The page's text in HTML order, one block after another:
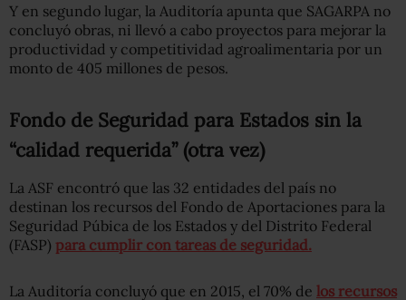
Y en segundo lugar, la Auditoría apunta que SAGARPA no
concluyó obras, ni llevó a cabo proyectos para mejorar la
productividad y competitividad agroalimentaria por un
monto de 405 millones de pesos.
Fondo de Seguridad para Estados sin la
“calidad requerida” (otra vez)
La ASF encontró que las 32 entidades del país no
destinan los recursos del Fondo de Aportaciones para la
Seguridad Púbica de los Estados y del Distrito Federal
(FASP) para cumplir con tareas de seguridad.
La Auditoría concluyó que en 2015, el 70% de los recursos